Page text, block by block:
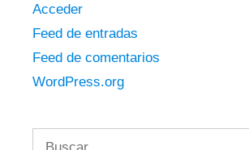
Acceder
Feed de entradas
Feed de comentarios
WordPress.org